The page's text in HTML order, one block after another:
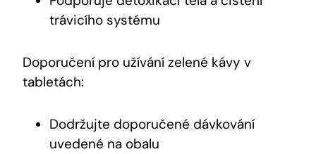
trávicího systému
Doporučení pro užívání zelené kávy v
tabletách:
Dodržujte doporučené dávkování
uvedené na obalu